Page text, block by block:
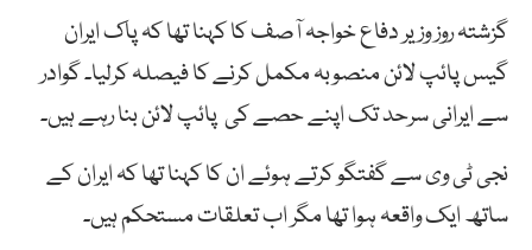
گزشتہ روز وزیر دفاع خواجہ آصف کا کہنا تھا کہ پاک ایران
گیس پائپ لائن منصوبہ مکمل کرنے کا فیصلہ کرلیا۔ گوادر
سے ایرانی سرحد تک اپنے حصے کی پائپ لائن بنا رہے ہیں۔
نجی ٹی وی سے گفتگو کرتے ہوئے ان کا کہنا تھا کہ ایران کے
ساتھ ایک واقعہ ہوا تھا مگر اب تعلقات مستحکم ہیں۔